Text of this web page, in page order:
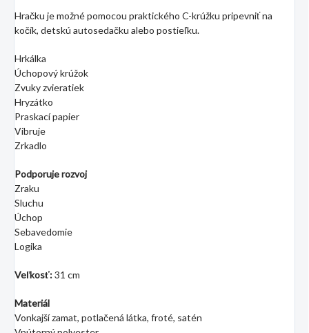
Hračku je možné pomocou praktického C-krúžku pripevniť na
kočík, detskú autosedačku alebo postieľku.
Hrkálka
Úchopový krúžok
Zvuky zvieratiek
Hryzátko
Praskací papier
Vibruje
Zrkadlo
Podporuje rozvoj
Zraku
Sluchu
Úchop
Sebavedomie
Logika
Veľkosť:31 cm
Materiál
Vonkajší zamat, potlačená látka, froté, satén